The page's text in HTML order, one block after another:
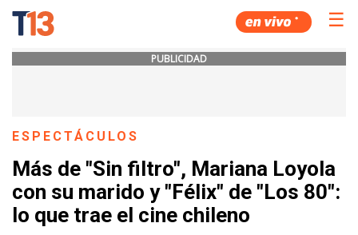
☰
PUBLICIDAD
ESPECTÁCULOS
Más de "Sin filtro", Mariana Loyola
con su marido y "Félix" de "Los 80":
lo que trae el cine chileno